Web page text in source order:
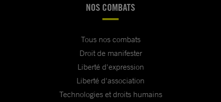
NOS COMBATS
Tous nos combats
Droit de manifester
Liberté d'expression
Liberté d'association
Technologies et droits humains